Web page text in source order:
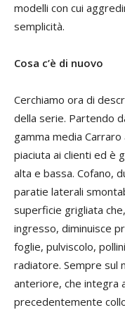
modelli con cui
semplicità.
Cosa c’è di nuovo
Cerchiamo ora di
della serie. Partendo
gamma media
piaciuta ai clienti ed è
alta e bassa. Cofano,
paratie laterali
superficie grigliata
ingresso, diminuisce
foglie, pulviscolo,
radiatore. Sempre sul
anteriore, che integra
precedentemente